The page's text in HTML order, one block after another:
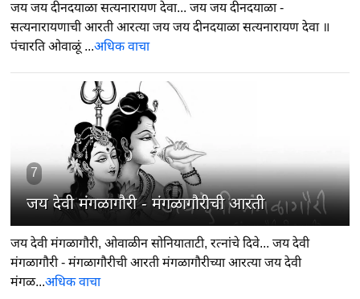
जय जय दीनदयाळा सत्यनारायण देवा... जय जय दीनदयाळा -
सत्यनारायणाची आरती आरत्या जय जय दीनदयाळा सत्यनारायण देवा ॥
पंचारति ओवाळूं ...अधिक वाचा
7
जय देवी मंगळागौरी - मंगळागौरीची आरती
जय देवी मंगळागौरी, ओवाळीन सोनियाताटी, रत्नांचे दिवे... जय देवी
मंगळागौरी - मंगळागौरीची आरती मंगळागौरीच्या आरत्या जय देवी
मंगळ...अधिक वाचा